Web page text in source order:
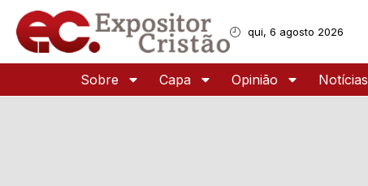
qui, 6 agosto 2026
Sobre Capa Opinião Notícias